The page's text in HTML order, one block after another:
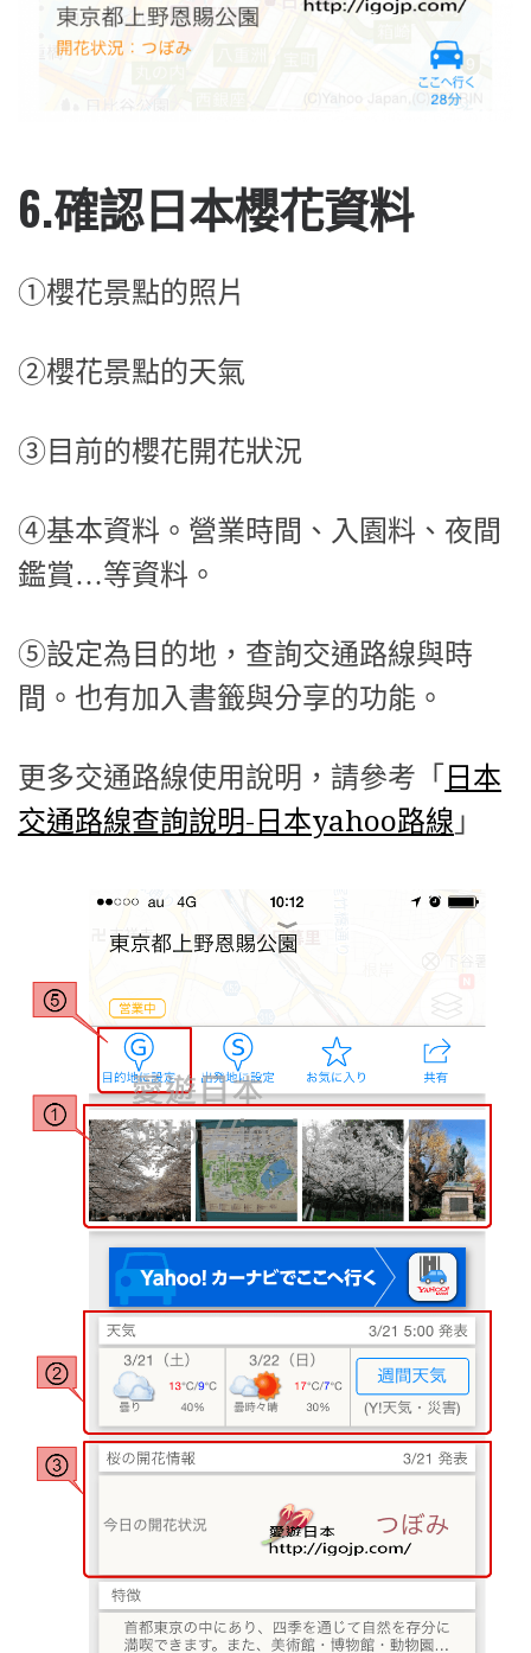
6.確認日本櫻花資料
①櫻花景點的照片
②櫻花景點的天氣
③目前的櫻花開花狀況
④基本資料。營業時間、入園料、夜間
鑑賞…等資料。
⑤設定為目的地，查詢交通路線與時
間。也有加入書籤與分享的功能。
更多交通路線使用說明，請參考「 日本
交通路線查詢說明-日本yahoo路線 」